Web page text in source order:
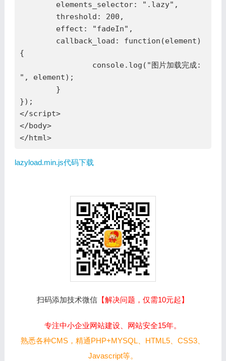
{
", element);
});
</script>
</body>
</html>
lazyload.min.js代码下载
扫码添加技术微信 【解决问题，仅需10元起】
专注中小企业网站建设、网站安全15年。
熟悉各种CMS，精通PHP+MYSQL、HTML5、CSS3、
Javascript等。